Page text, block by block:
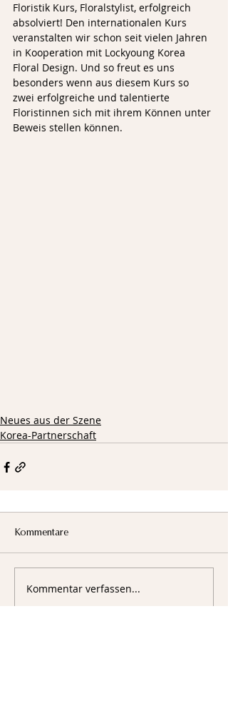
Floristik Kurs, Floralstylist, erfolgreich
absolviert! Den internationalen Kurs
veranstalten wir schon seit vielen Jahren
in Kooperation mit Lockyoung Korea
Floral Design. Und so freut es uns
besonders wenn aus diesem Kurs so
zwei erfolgreiche und talentierte
Floristinnen sich mit ihrem Können unter
Beweis stellen können.
Neues aus der Szene
Korea-Partnerschaft
Kommentare
Kommentar verfassen...